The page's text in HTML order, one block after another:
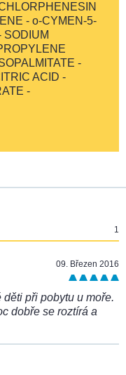
- o-CYMEN-5-
SODIUM
-
ACID -
-
1
09. Březen 2016
při pobytu u moře.
dobře se roztírá a